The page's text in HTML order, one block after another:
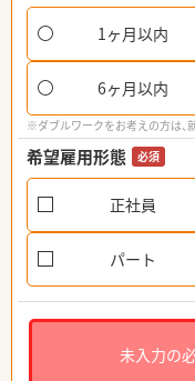
1ヶ月以内
6ヶ月以内
※ダブルワークをお考えの方は、
希望雇用形態 必須
正社員
パート
未入力の